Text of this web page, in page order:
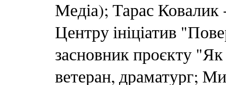
Медіа); Тарас Ковалик
Центру ініціатив
засновник проєкту
ветеран, драматург;